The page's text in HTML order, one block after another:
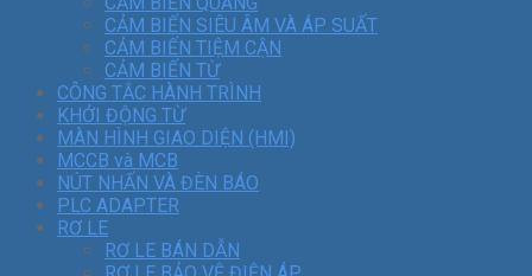
CẢM BIẾN SIÊU ÂM VÀ ÁP SUẤT
CẢM BIẾN TIỆM CẬN
CẢM BIẾN TỪ
CÔNG TẮC HÀNH TRÌNH
KHỞI ĐỘNG TỪ
MÀN HÌNH GIAO DIỆN (HMI)
MCCB và MCB
NÚT NHẤN VÀ ĐÈN BÁO
PLC ADAPTER
RƠ LE
RƠ LE BÁN DẪN